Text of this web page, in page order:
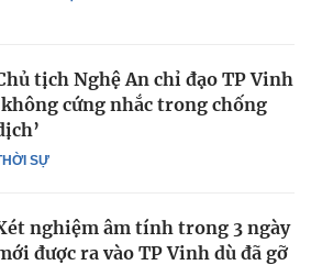
SỰ
tịch Nghệ An chỉ đạo TP Vinh
cứng nhắc trong chống
nghiệm âm tính trong 3 ngày
được ra vào TP Vinh dù đã gỡ